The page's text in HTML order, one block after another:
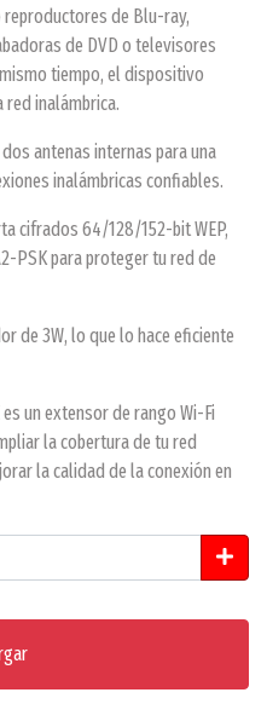
de Blu-ray,
de DVD o televisores
tiempo, el dispositivo
inalámbrica.
antenas internas para una
inalámbricas confiables.
cifrados 64/128/152-bit WEP,
PSK para proteger tu red de
de 3W, lo que lo hace eficiente
un extensor de rango Wi-Fi
la cobertura de tu red
la calidad de la conexión en